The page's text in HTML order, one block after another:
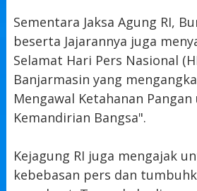
Sementara Jaksa Agung RI,
beserta Jajarannya juga
Selamat Hari Pers Nasional
Banjarmasin yang
Mengawal Ketahanan
Kemandirian Bangsa".
Kejagung RI juga mengajak
kebebasan pers dan